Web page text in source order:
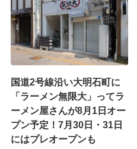
国道2号線沿い大明石町に
「ラーメン無限大」ってラ
ーメン屋さんが8月1日オー
プン予定！7月30日・31日
にはプレオープンも